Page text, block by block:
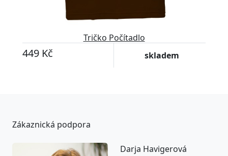
Tričko Počítadlo
449 Kč skladem
Zákaznická podpora
Darja Havigerová